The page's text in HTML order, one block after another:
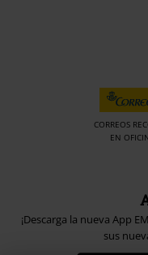
CORREOS
EN
¡Descarga la nueva App
sus